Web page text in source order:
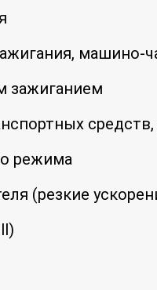
машино-
зажиганием
режима
(резкие